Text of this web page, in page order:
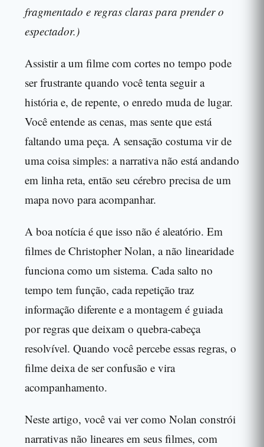
fragmentado e regras claras para prender o
espectador.)
Assistir a um filme com cortes no tempo pode
ser frustrante quando você tenta seguir a
história e, de repente, o enredo muda de lugar.
Você entende as cenas, mas sente que está
faltando uma peça. A sensação costuma vir de
uma coisa simples: a narrativa não está andando
em linha reta, então seu cérebro precisa de um
mapa novo para acompanhar.
A boa notícia é que isso não é aleatório. Em
filmes de Christopher Nolan, a não linearidade
funciona como um sistema. Cada salto no
tempo tem função, cada repetição traz
informação diferente e a montagem é guiada
por regras que deixam o quebra-cabeça
resolvível. Quando você percebe essas regras, o
filme deixa de ser confusão e vira
acompanhamento.
Neste artigo, você vai ver como Nolan constrói
narrativas não lineares em seus filmes, com